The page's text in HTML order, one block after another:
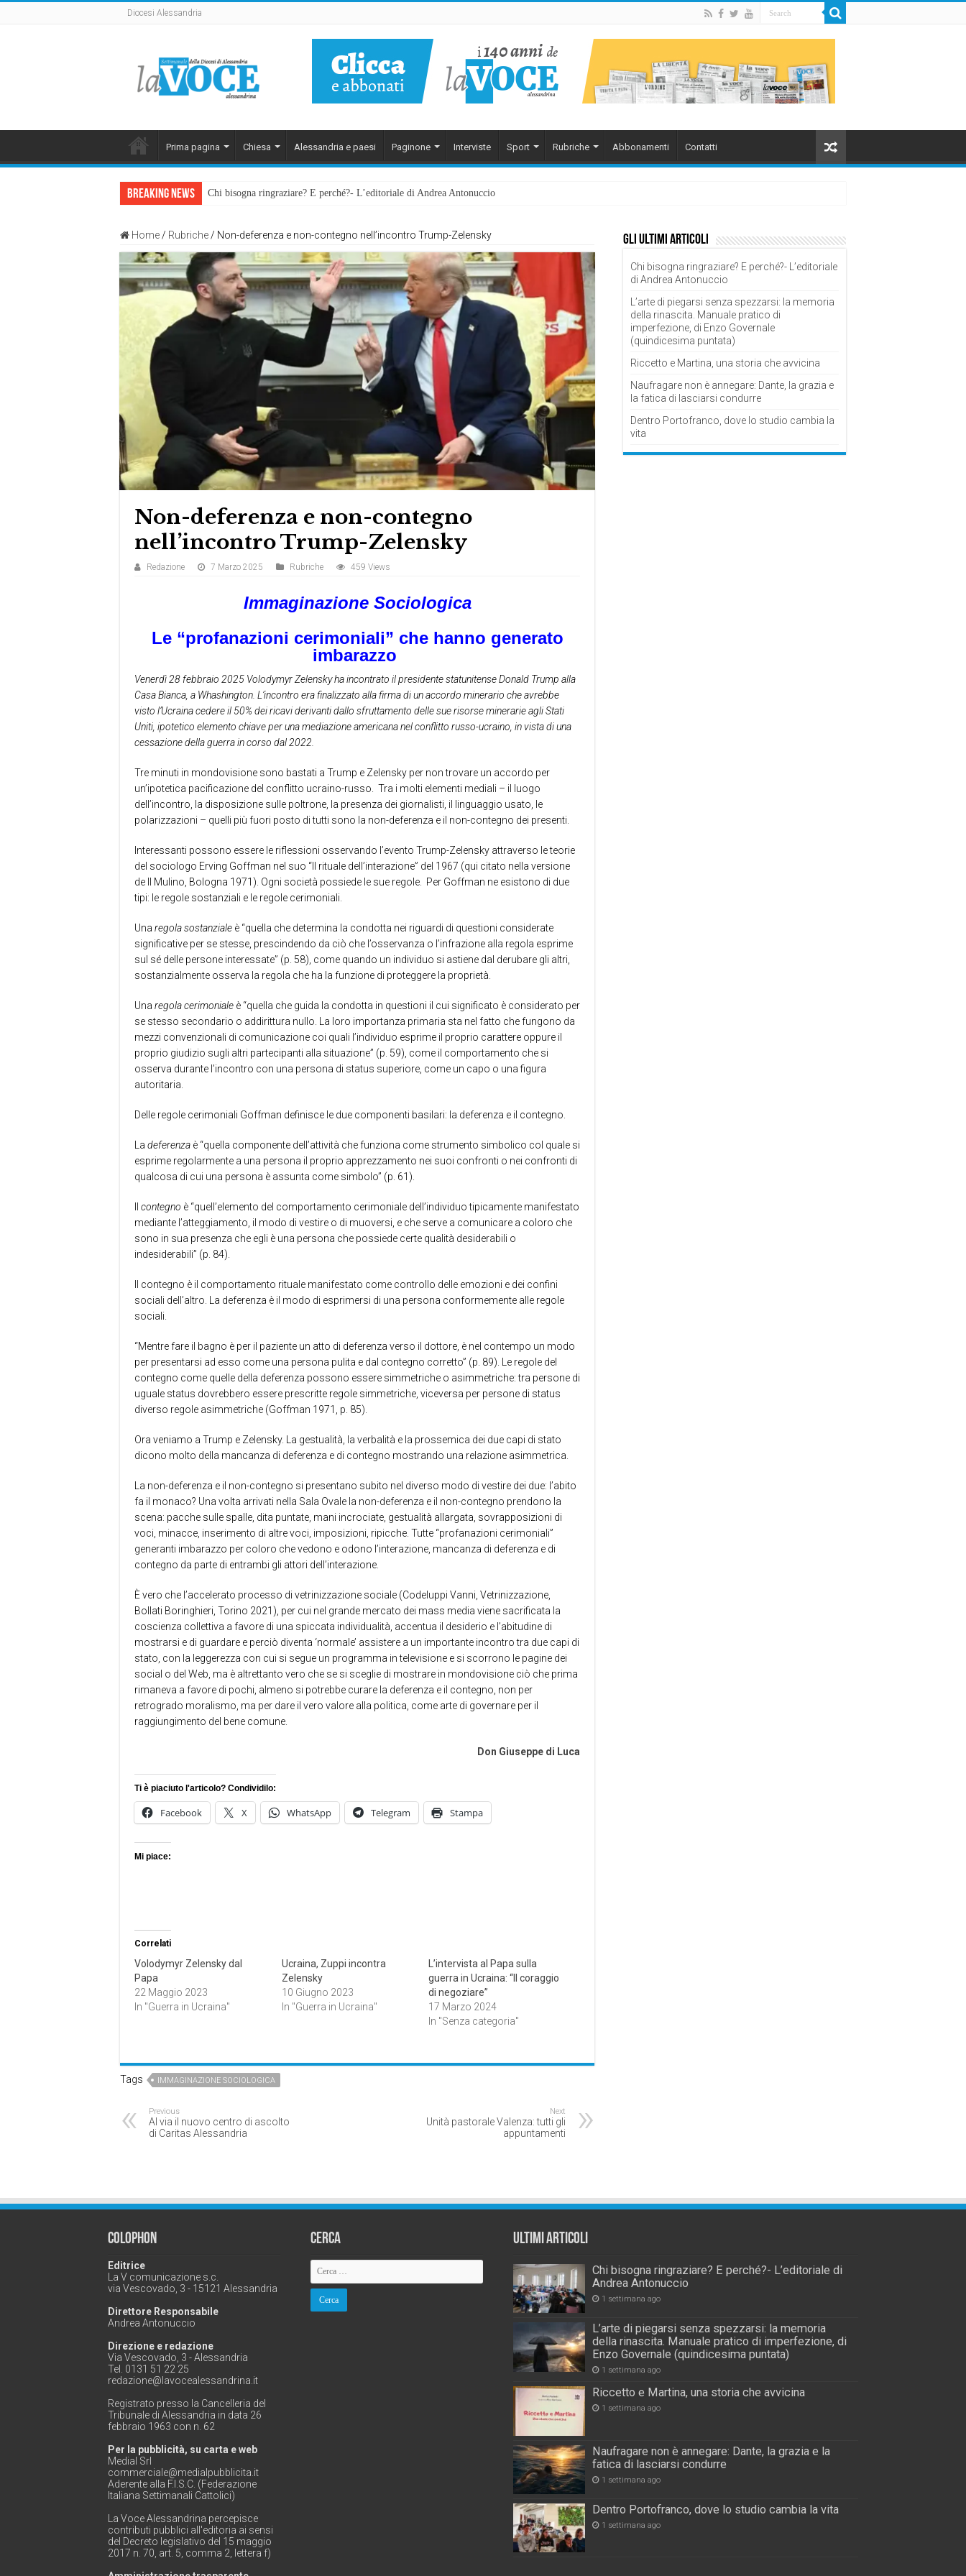
Diocesi Alessandria
Prima pagina Chiesa Alessandria e paesi Paginone Interviste Sport Rubriche Abbonamenti Contatti
Breaking News Chi bisogna ringraziare? E perché?- L’editoriale di Andrea Antonuccio
Home / Rubriche / Non-deferenza e non-contegno nell’incontro Trump-Zelensky
Non-deferenza e non-contegno
nell’incontro Trump-Zelensky
Redazione 7 Marzo 2025 Rubriche 459 Views
Immaginazione Sociologica
Le “profanazioni cerimoniali” che hanno generato
imbarazzo
Venerdì 28 febbraio 2025 Volodymyr Zelensky ha incontrato il presidente statunitense Donald Trump alla
Casa Bianca, a Whashington. L’incontro era finalizzato alla firma di un accordo minerario che avrebbe
visto l’Ucraina cedere il 50% dei ricavi derivanti dallo sfruttamento delle sue risorse minerarie agli Stati
Uniti, ipotetico elemento chiave per una mediazione americana nel conflitto russo-ucraino, in vista di una
cessazione della guerra in corso dal 2022.
Tre minuti in mondovisione sono bastati a Trump e Zelensky per non trovare un accordo per
un’ipotetica pacificazione del conflitto ucraino-russo.
Tra i molti elementi mediali – il luogo
dell’incontro, la disposizione sulle poltrone, la presenza dei giornalisti, il linguaggio usato, le
polarizzazioni – quelli più fuori posto di tutti sono la non-deferenza e il non-contegno dei presenti.
Interessanti possono essere le riflessioni osservando l’evento Trump-Zelensky attraverso le teorie
del sociologo Erving Goffman nel suo “Il rituale dell’interazione” del 1967 (qui citato nella versione
de Il Mulino, Bologna 1971). Ogni società possiede le sue regole.
Per Goffman ne esistono di due
tipi: le regole sostanziali e le regole cerimoniali.
Una regola sostanziale è “quella che determina la condotta nei riguardi di questioni considerate
significative per se stesse, prescindendo da ciò che l’osservanza o l’infrazione alla regola esprime
sul sé delle persone interessate” (p. 58), come quando un individuo si astiene dal derubare gli altri,
sostanzialmente osserva la regola che ha la funzione di proteggere la proprietà.
Una regola cerimoniale è “quella che guida la condotta in questioni il cui significato è considerato per
se stesso secondario o addirittura nullo. La loro importanza primaria sta nel fatto che fungono da
mezzi convenzionali di comunicazione coi quali l’individuo esprime il proprio carattere oppure il
proprio giudizio sugli altri partecipanti alla situazione” (p. 59), come il comportamento che si
osserva durante l’incontro con una persona di status superiore, come un capo o una figura
autoritaria.
Delle regole cerimoniali Goffman definisce le due componenti basilari: la deferenza e il contegno.
La deferenza è “quella componente dell’attività che funziona come strumento simbolico col quale si
esprime regolarmente a una persona il proprio apprezzamento nei suoi confronti o nei confronti di
qualcosa di cui una persona è assunta come simbolo” (p. 61).
contegno è “quell’elemento del comportamento cerimoniale dell’individuo tipicamente manifestato
mediante l’atteggiamento, il modo di vestire o di muoversi, e che serve a comunicare a coloro che
sono in sua presenza che egli è una persona che possiede certe qualità desiderabili o
indesiderabili” (p. 84).
Il contegno è il comportamento rituale manifestato come controllo delle emozioni e dei confini
sociali dell’altro. La deferenza è il modo di esprimersi di una persona conformemente alle regole
sociali.
“Mentre fare il bagno è per il paziente un atto di deferenza verso il dottore, è nel contempo un modo
per presentarsi ad esso come una persona pulita e dal contegno corretto” (p. 89).
Le regole del
contegno come quelle della deferenza possono essere simmetriche o asimmetriche: tra persone di
uguale status dovrebbero essere prescritte regole simmetriche, viceversa per persone di status
diverso regole asimmetriche (Goffman 1971, p. 85).
Ora veniamo a Trump e Zelensky. La gestualità, la verbalità e la prossemica dei due capi di stato
dicono molto della mancanza di deferenza e di contegno mostrando una relazione asimmetrica.
La non-deferenza e il non-contegno si presentano subito nel diverso modo di vestire dei due: l’abito
fa il monaco? Una volta arrivati nella Sala Ovale la non-deferenza e il non-contegno prendono la
scena: pacche sulle spalle, dita puntate, mani incrociate, gestualità allargata, sovrapposizioni di
voci, minacce, inserimento di altre voci, imposizioni, ripicche. Tutte “profanazioni cerimoniali”
generanti imbarazzo per coloro che vedono e odono l’interazione, mancanza di deferenza e di
contegno da parte di entrambi gli attori dell’interazione.
È vero che l’accelerato processo di vetrinizzazione sociale (Codeluppi Vanni, Vetrinizzazione,
Bollati Boringhieri, Torino 2021), per cui nel grande mercato dei mass media viene sacrificata la
coscienza collettiva a favore di una spiccata individualità, accentua il desiderio e l’abitudine di
mostrarsi e di guardare e perciò diventa ‘normale’ assistere a un importante incontro tra due capi di
stato, con la leggerezza con cui si segue un programma in televisione e si scorrono le pagine dei
social o del Web, ma è altrettanto vero che se si sceglie di mostrare in mondovisione ciò che prima
rimaneva a favore di pochi, almeno si potrebbe curare la deferenza e il contegno, non per
retrogrado moralismo, ma per dare il vero valore alla politica, come arte di governare per il
raggiungimento del bene comune.
Don Giuseppe di Luca
Ti è piaciuto l'articolo? Condividilo:
Facebook X WhatsApp Telegram Stampa
Mi piace:
Correlati
Volodymyr Zelensky dal
Papa
22 Maggio 2023
In "Guerra in Ucraina"
Ucraina, Zuppi incontra
Zelensky
10 Giugno 2023
In "Guerra in Ucraina"
L’intervista al Papa sulla
guerra in Ucraina: “Il coraggio
di negoziare”
17 Marzo 2024
In "Senza categoria"
Tags IMMAGINAZIONE SOCIOLOGICA
Previous
Al via il nuovo centro di ascolto
di Caritas Alessandria
Next
Unità pastorale Valenza: tutti gli
appuntamenti
Gli ultimi articoli
Chi bisogna ringraziare? E perché?- L’editoriale
di Andrea Antonuccio
L’arte di piegarsi senza spezzarsi: la memoria
della rinascita. Manuale pratico di
imperfezione, di Enzo Governale
(quindicesima puntata)
Riccetto e Martina, una storia che avvicina
Naufragare non è annegare: Dante, la grazia e
la fatica di lasciarsi condurre
Dentro Portofranco, dove lo studio cambia la
vita
Colophon
Editrice
La V comunicazione s.c.
via Vescovado, 3 - 15121 Alessandria
Direttore Responsabile
Andrea Antonuccio
Direzione e redazione
Via Vescovado, 3 - Alessandria
Tel. 0131 51 22 25
redazione@lavocealessandrina.it
Registrato presso la Cancelleria del
Tribunale di Alessandria in data 26
febbraio 1963 con n. 62
Per la pubblicità, su carta e web
Medial Srl
commerciale@medialpubblicita.it
Aderente alla F.I.S.C. (Federazione
Italiana Settimanali Cattolici)
La Voce Alessandrina percepisce
contributi pubblici all'editoria ai sensi
del Decreto legislativo del 15 maggio
2017 n. 70, art. 5, comma 2, lettera f)
Cerca Ultimi Articoli
Chi bisogna ringraziare? E perché?- L’editoriale di
Andrea Antonuccio
1 settimana ago
L’arte di piegarsi senza spezzarsi: la memoria
della rinascita. Manuale pratico di imperfezione, di
Enzo Governale (quindicesima puntata)
1 settimana ago
Riccetto e Martina, una storia che avvicina
1 settimana ago
Naufragare non è annegare: Dante, la grazia e la
fatica di lasciarsi condurre
1 settimana ago
Dentro Portofranco, dove lo studio cambia la vita
1 settimana ago